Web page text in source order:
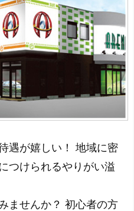
遇が嬉しい！ 地域に密
つけられるやりがい溢
ませんか？ 初心者の方